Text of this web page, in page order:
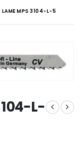
LAME MPS 3104-L-5
L-